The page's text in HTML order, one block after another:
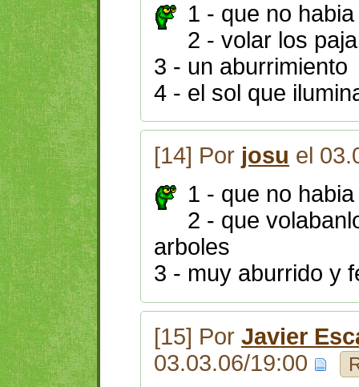
1 - que no
2 - volar los
3 - un aburrimiento
4 - el sol que
[14] Por josu el
1 - que no
2 - que
arboles
3 - muy aburrido y
[15] Por Javier
03.03.06/19:00